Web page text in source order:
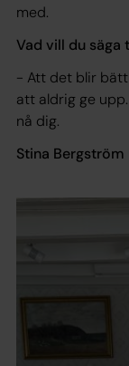
med.
Vad vill du säga
- Att det blir
att aldrig ge
nå dig.
Stina Bergström